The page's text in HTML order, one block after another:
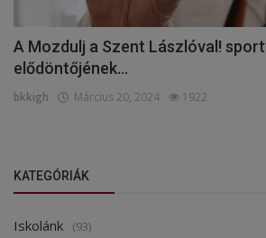
A Mozdulj a Szent Lászlóval!
elődöntőjének...
bkkigh Március 20, 2024 1922
KATEGÓRIÁK
Iskolánk (93)